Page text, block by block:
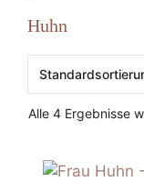
Huhn
Alle 4 Ergebnisse